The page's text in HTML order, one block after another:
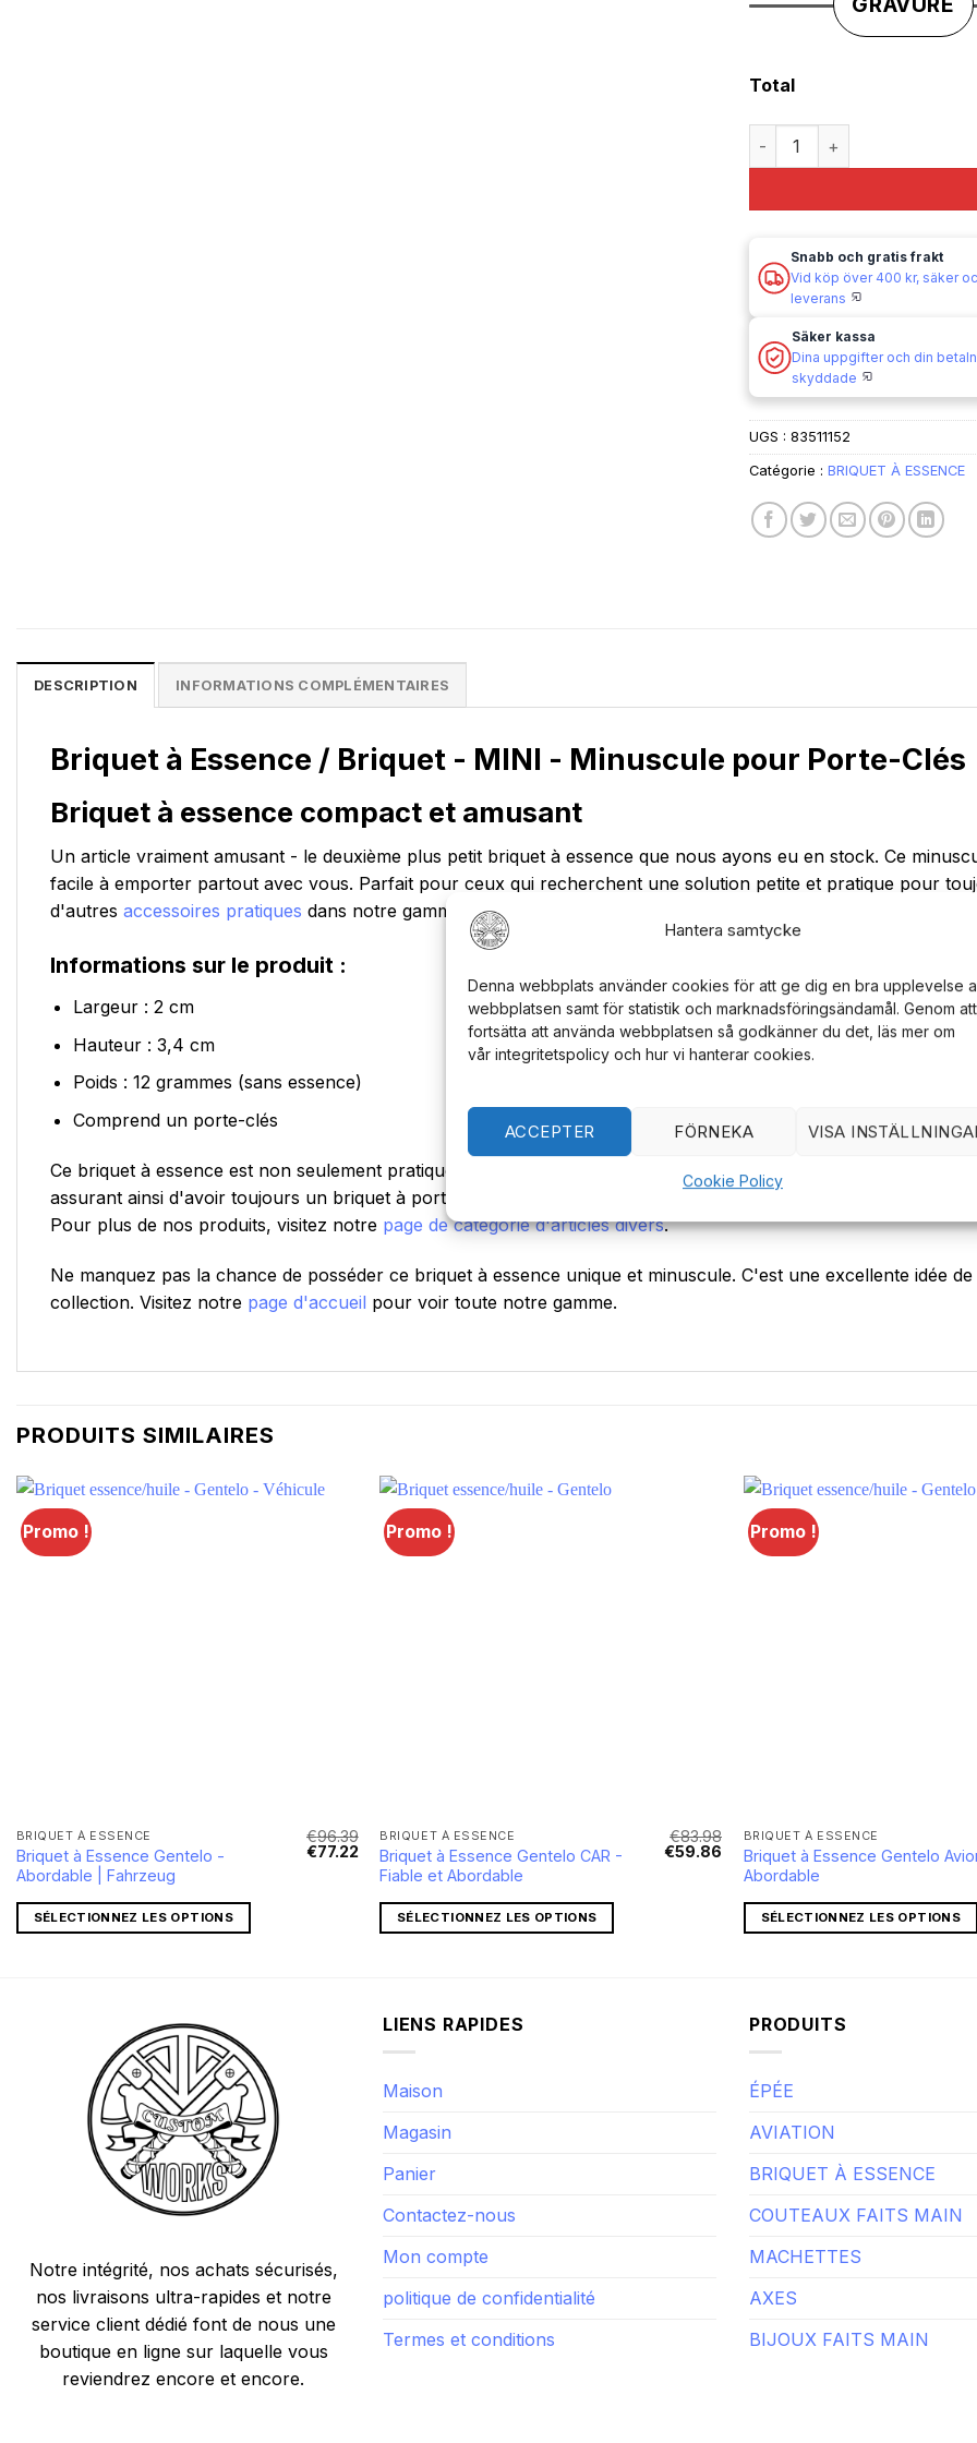
Hantera samtycke
Denna webbplats använder cookies för att ge dig en bra upplevelse
webbplatsen samt för statistik och marknadsföringsändamål. Genom att
fortsätta att använda webbplatsen så godkänner du det, läs mer om
vår integritetspolicy och hur vi hanterar cookies.
ACCEPTER FÖRNEKA VISA
Cookie Policy
Total
quantité de gasoline lighter
Snabb och gratis frakt
Vid köp över 400 kr, säker
leverans
Säker kassa
Dina uppgifter och din
skyddade
UGS : 83511152
Catégorie : BRIQUET À ESSENCE
DESCRIPTION INFORMATIONS COMPLÉMENTAIRES
Briquet à Essence / Briquet - MINI - Minuscule pour Porte-Clés
Briquet à essence compact et amusant
Un article vraiment amusant - le deuxième plus petit briquet à essence que nous ayons eu en stock. Ce
facile à emporter partout avec vous. Parfait pour ceux qui recherchent une solution petite et pratique pour
d'autres accessoires pratiques dans notre gamme et complétez votre équipement.
Informations sur le produit :
Largeur : 2 cm
Hauteur : 3,4 cm
Poids : 12 grammes (sans essence)
Comprend un porte-clés
Ce briquet à essence est non seulement pratique, mais aussi un accessoire amusant. Sa taille minimale lui
assurant ainsi d'avoir toujours un briquet à portée de main. Parfait pour les voyages de camping, les
Pour plus de nos produits, visitez notre page de catégorie d'articles divers.
Ne manquez pas la chance de posséder ce briquet à essence unique et minuscule. C'est une excellente idée
collection. Visitez notre page d'accueil pour voir toute notre gamme.
PRODUITS SIMILAIRES
Promo !
BRIQUET À ESSENCE
Briquet à Essence Gentelo -
Abordable | Fahrzeug
€96.39
Le
€77.22Le
prix
actuel
€77.22.
SÉLECTIONNEZ LES OPTIONS
Promo !
BRIQUET À ESSENCE
Briquet à Essence Gentelo CAR -
Fiable et Abordable
€83.98
Le
€59.86
prix
actuel
€59.86.
SÉLECTIONNEZ LES OPTIONS
Promo !
BRIQUET À ESSENCE
Briquet à Essence Gentelo
Abordable
SÉLECTIONNEZ LES OPTIONS
Notre intégrité, nos achats sécurisés,
nos livraisons ultra-rapides et notre
service client dédié font de nous une
boutique en ligne sur laquelle vous
reviendrez encore et encore.
LIENS RAPIDES
Maison
Magasin
Panier
Contactez-nous
Mon compte
politique de confidentialité
Termes et conditions
PRODUITS
ÉPÉE
AVIATION
BRIQUET À ESSENCE
COUTEAUX FAITS MAIN
MACHETTES
AXES
BIJOUX FAITS MAIN